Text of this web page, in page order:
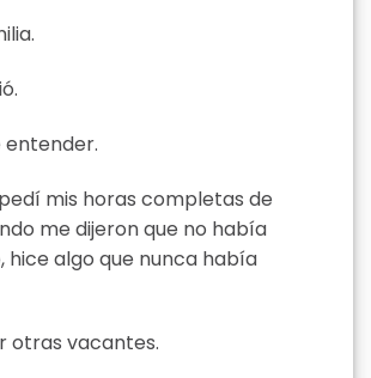
entender.
mis horas completas de
me dijeron que no había
hice algo que nunca había
otras vacantes.